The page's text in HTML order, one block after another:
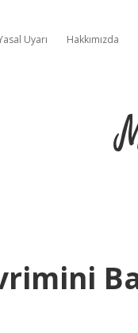
Uyarı Hakkımızda